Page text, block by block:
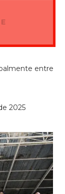
entre
2025